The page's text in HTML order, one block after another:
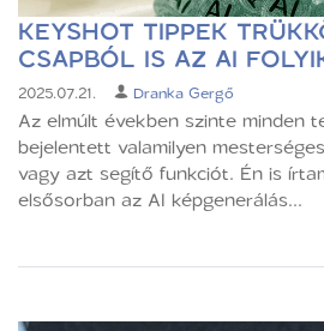
KEYSHOT TIPPEK
CSAPBÓL IS AZ AI
2025.07.21. Dranka Gergő
Az elmúlt években szinte minden
bejelentett valamilyen
vagy azt segítő funkciót. Én is
elsősorban az AI képgenerálás...